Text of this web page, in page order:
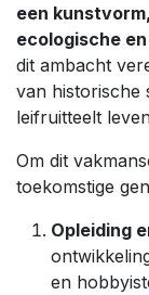
een
ecologische
dit ambacht
van historische
leifruitteelt
Om dit
toekomstige
Opleiding
en